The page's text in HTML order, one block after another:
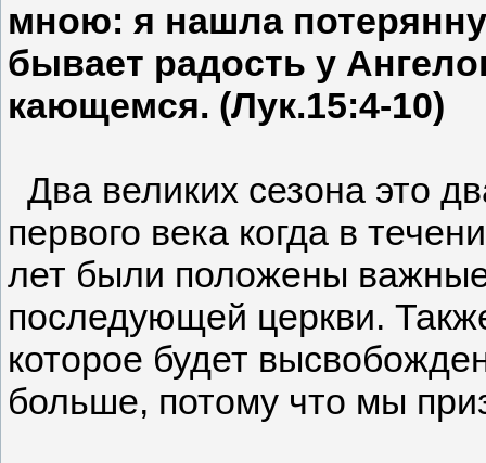
мною: я нашла
бывает радость у
кающемся. (Лук.15:4-10)
Два великих сезона это
первого века когда в
лет были положены
последующей церкви.
которое будет
больше, потому что мы